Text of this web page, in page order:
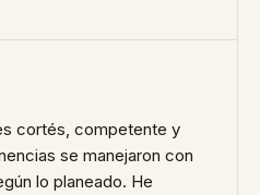
cortés, competente y
se manejaron con
lo planeado. He